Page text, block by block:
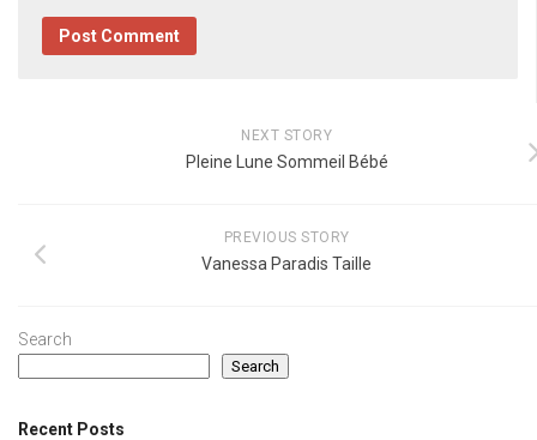
NEXT STORY
Pleine Lune Sommeil Bébé
PREVIOUS STORY
Vanessa Paradis Taille
Search
Search
Recent Posts